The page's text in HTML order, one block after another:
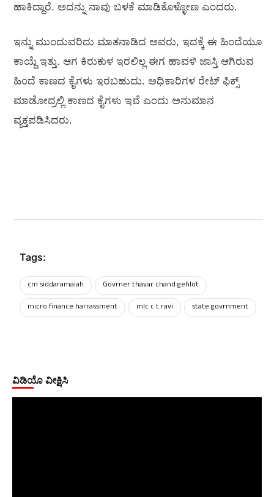
ಹಾಕಿದ್ದಾರೆ. ಅದನ್ನು ನಾವು ಬಳಕೆ ಮಾಡಿಕೊಳ್ಳೋಣ ಎಂದರು.
ಇನ್ನು ಮುಂದುವರಿದು ಮಾತನಾಡಿದ ಅವರು, ಇದಕ್ಕೆ ಈ ಹಿಂದೆಯೂ
ಕಾಯ್ದೆ ಇತ್ತು. ಆಗ ಕಿರುಕುಳ ಇರಲಿಲ್ಲ ಈಗ ಹಾವಳಿ ಜಾಸ್ತಿ ಆಗಿರುವ
ಹಿಂದೆ ಕಾಣದ ಕೈಗಳು ಇರಬಹುದು. ಅಧಿಕಾರಿಗಳ ರೇಟ್‌ ಫಿಕ್ಸ್‌
ಮಾಡೋದ್ರಲ್ಲಿ ಕಾಣದ ಕೈಗಳು ಇವೆ ಎಂದು ಅನುಮಾನ
ವ್ಯಕ್ತಪಡಿಸಿದರು.
Tags:
cm siddaramaiah
Govrner thavar chand gehlot
micro finance harrassment
mlc c t ravi state govrnment
ವಿಡಿಯೊ ವೀಕ್ಷಿಸಿ